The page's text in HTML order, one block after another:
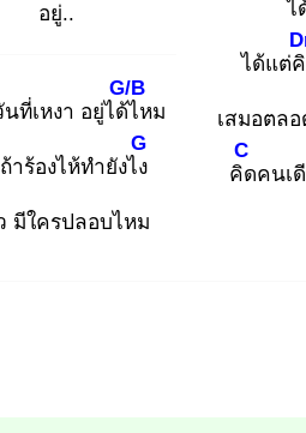
อยู่..
ที่เหงา อยู่ได้ไ
G/B
หม
าร้องไห้ทำยังไง
G
มีใครปลอบไหม
ไ
ได้แต่
เสมอตล
คิด
C
คนเ